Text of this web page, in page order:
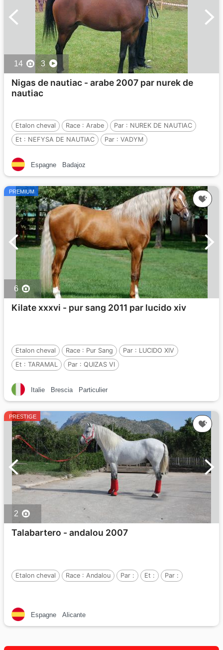
14 3
Nigas de nautiac - arabe 2007 par nurek de
nautiac
Etalon cheval Race : Arabe Par : NUREK DE NAUTIAC
Et : NEFYSA DE NAUTIAC Par : VADYM
Espagne Badajoz
PREMIUM
6
Kilate xxxvi - pur sang 2011 par lucido xiv
Etalon cheval Race : Pur Sang Par : LUCIDO XIV
Et : TARAMAL Par : QUIZAS VI
Italie Brescia Particulier
PRESTIGE
2
Talabartero - andalou 2007
Etalon cheval Race : Andalou Par : Et : Par :
Espagne Alicante